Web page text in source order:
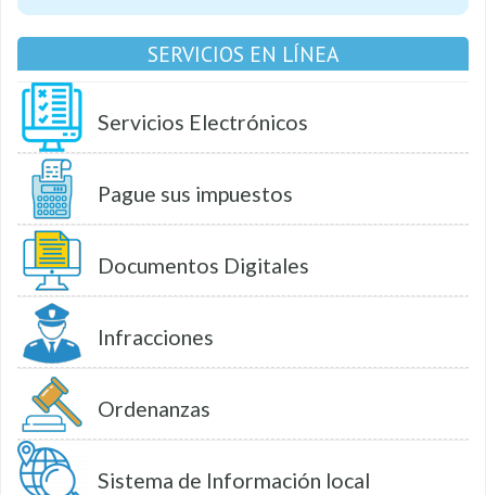
SERVICIOS EN LÍNEA
Servicios Electrónicos
Pague sus impuestos
Documentos Digitales
Infracciones
Ordenanzas
Sistema de Información local